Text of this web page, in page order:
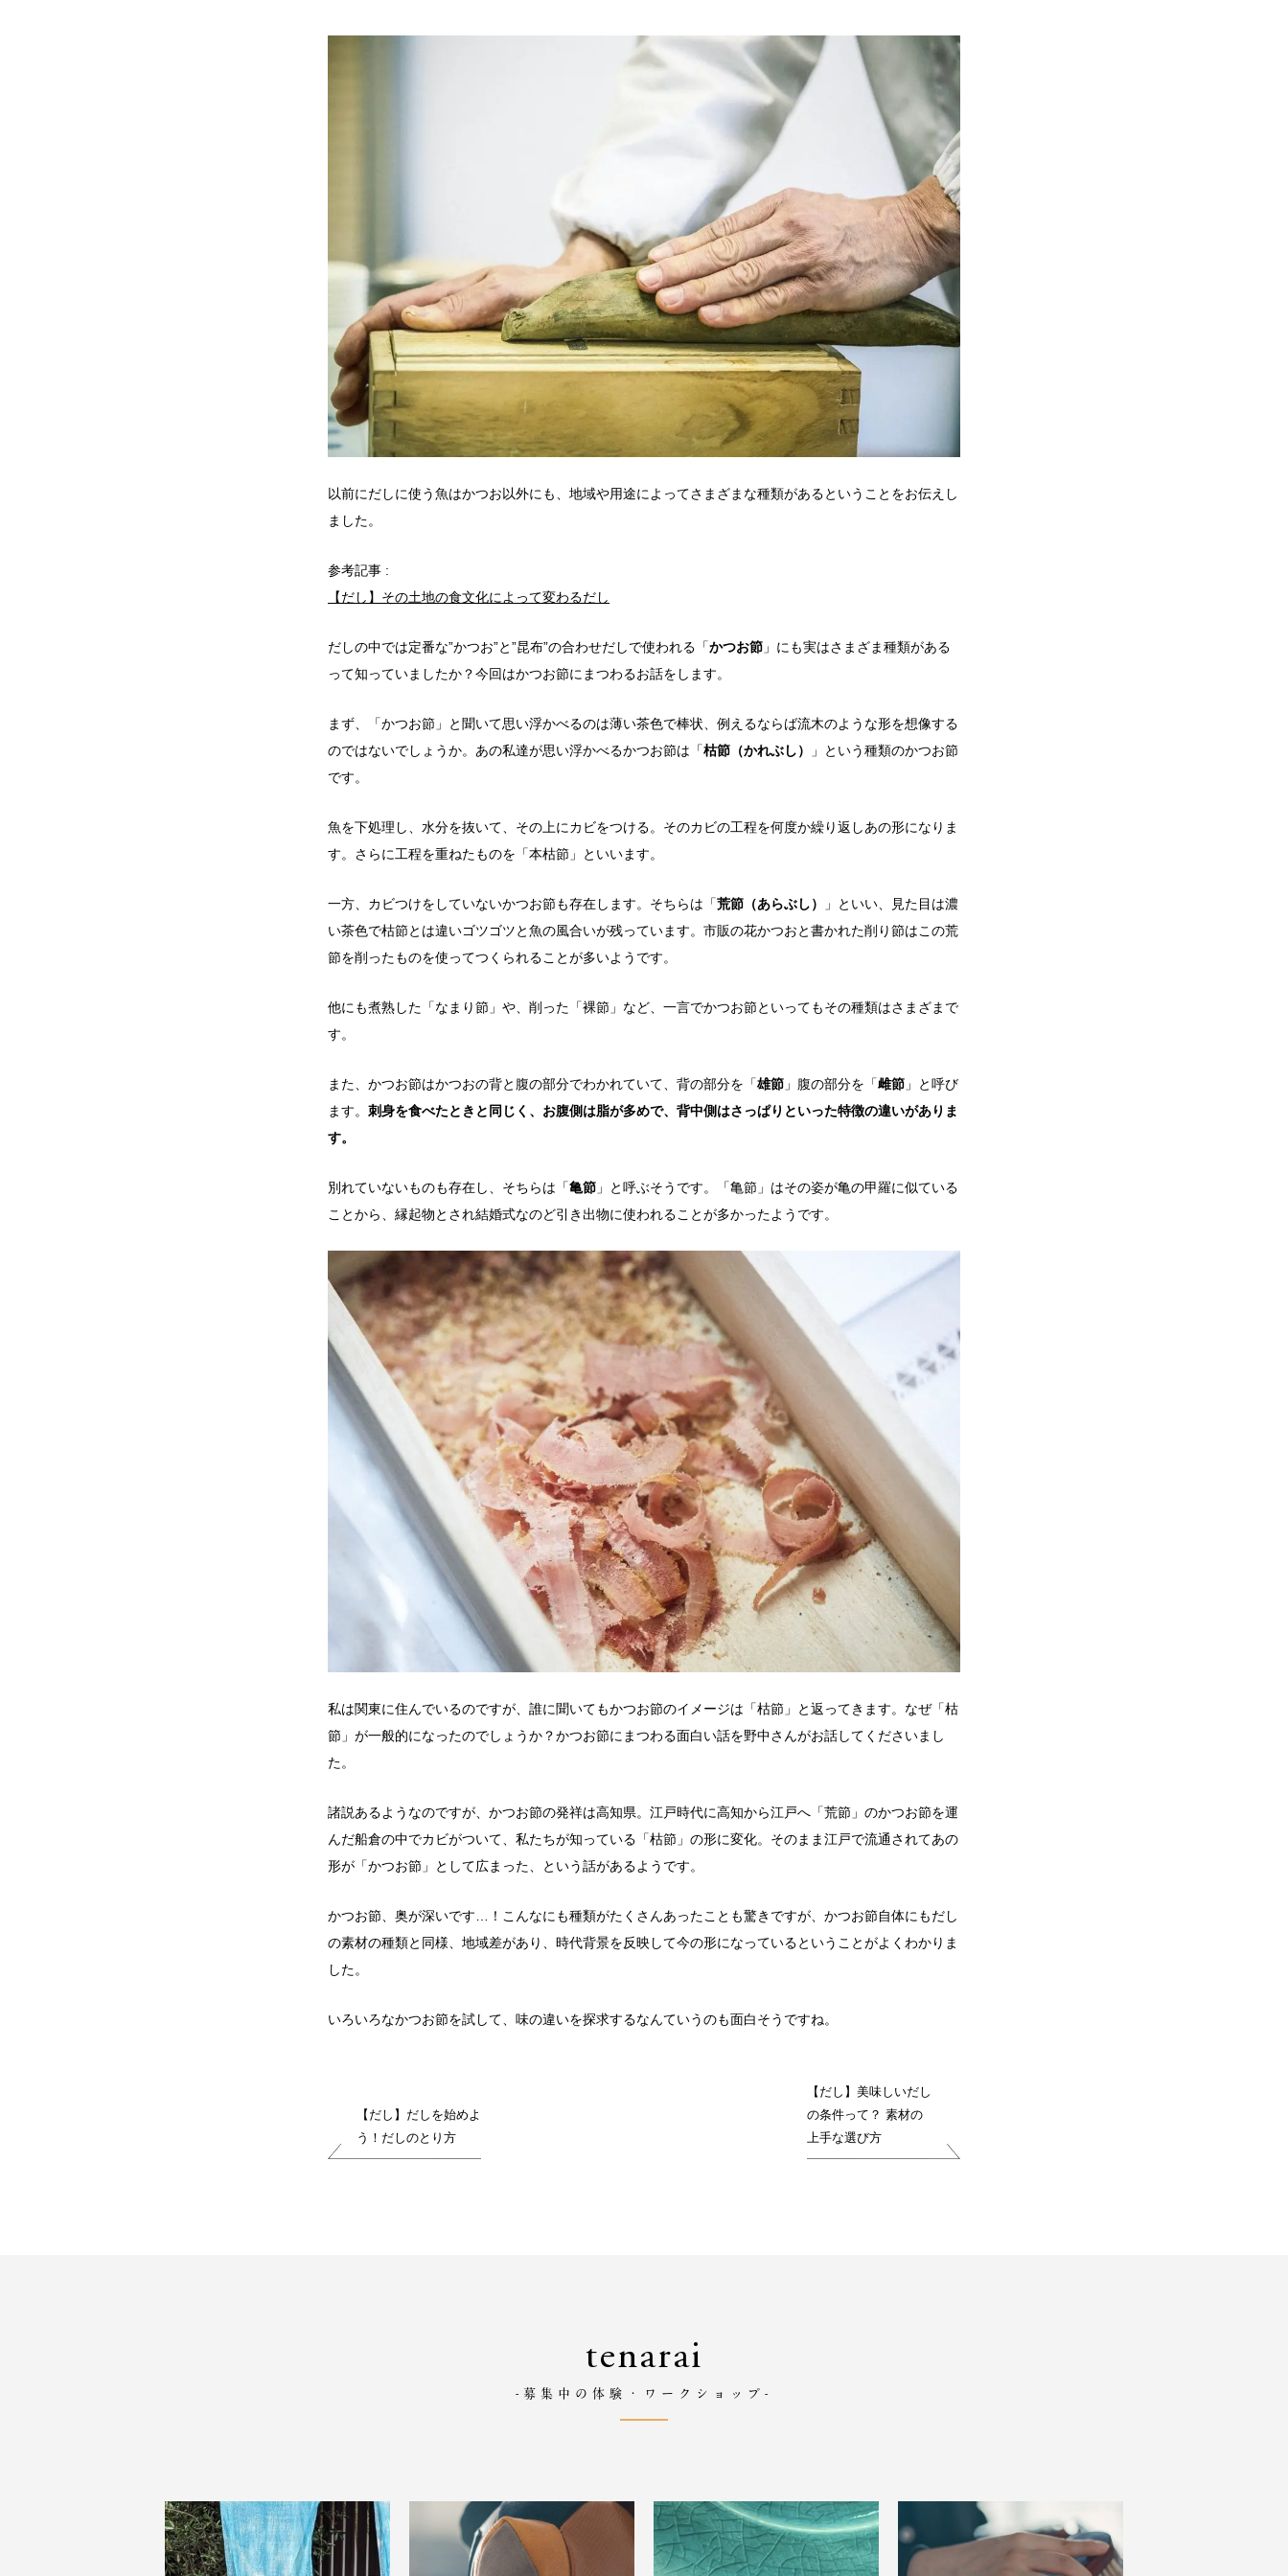
以前にだしに使う魚はかつお以外にも、地域や用途によってさまざまな種類があるということをお伝えし
ました。
参考記事 :
【だし】その土地の食文化によって変わるだし
だしの中では定番な”かつお”と”昆布”の合わせだしで使われる「かつお節 」にも実はさまざま種類がある
って知っていましたか？今回はかつお節にまつわるお話をします。
まず、「かつお節」と聞いて思い浮かべるのは薄い茶色で棒状、 例えるならば流木のような形を想像する
のではないでしょうか。あの私達が思い浮かべるかつお節は「枯節（かれぶし）
」という種類のかつお節
です。
魚を下処理し、水分を抜いて、その上にカビをつける。そのカビの工程を何度か繰り返しあの形になりま
す。さらに工程を重ねたものを「本枯節」といいます。
一方、カビつけをしていないかつお節も存在します。そちらは「荒節（あらぶし）
」といい、見た目は濃
い茶色で枯節とは違いゴツゴツと魚の風合いが残っています。市販の花かつおと書かれた削り節はこの荒
節を削ったものを使ってつくられることが多いようです。
他にも煮熟した「なまり節」や、削った「裸節」など、一言でかつお節といってもその種類はさまざまで
す。
また、かつお節はかつおの背と腹の部分でわかれていて、背の部分を「雄節 」腹の部分を「雌節 」と呼び
ます。 刺身を食べたときと同じく、お腹側は脂が多めで、背中側はさっぱりといった特徴の違いがありま
す。
別れていないものも存在し、そちらは「亀節 」と呼ぶそうです。「亀節」はその姿が亀の甲羅に似ている
ことから、縁起物とされ結婚式なのど引き出物に使われることが多かったようです。
私は関東に住んでいるのですが、誰に聞いてもかつお節のイメージは「枯節」と返ってきます。なぜ「枯
節」が一般的になったのでしょうか？かつお節にまつわる面白い話を野中さんがお話してくださいまし
た。
諸説あるようなのですが、かつお節の発祥は高知県。江戸時代に高知から江戸へ「荒節」のかつお節を運
んだ船倉の中でカビがついて、私たちが知っている「枯節」の形に変化。そのまま江戸で流通されてあの
形が「かつお節」として広まった、という話があるようです。
かつお節、奥が深いです…！こんなにも種類がたくさんあったことも驚きですが、かつお節自体にもだし
の素材の種類と同様、地域差があり、時代背景を反映して今の形になっているということがよくわかりま
した。
いろいろなかつお節を試して、味の違いを探求するなんていうのも面白そうですね。
【だし】だしを始めよ
う！だしのとり方
【だし】美味しいだし
の条件って？ 素材の
上手な選び方
tenarai
-募集中の体験・ワークショップ-